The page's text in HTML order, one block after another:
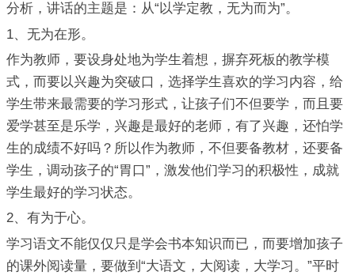
分析，讲话的主题是：从“以学定教，无为而为”。
1、无为在形。
作为教师，要设身处地为学生着想，摒弃死板的教学模
式，而要以兴趣为突破口，选择学生喜欢的学习内容，给
学生带来最需要的学习形式，让孩子们不但要学，而且要
爱学甚至是乐学，兴趣是最好的老师，有了兴趣，还怕学
生的成绩不好吗？所以作为教师，不但要备教材，还要备
学生，调动孩子的“胃口”，激发他们学习的积极性，成就
学生最好的学习状态。
2、有为于心。
学习语文不能仅仅只是学会书本知识而已，而要增加孩子
的课外阅读量，要做到“大语文，大阅读，大学习。”平时